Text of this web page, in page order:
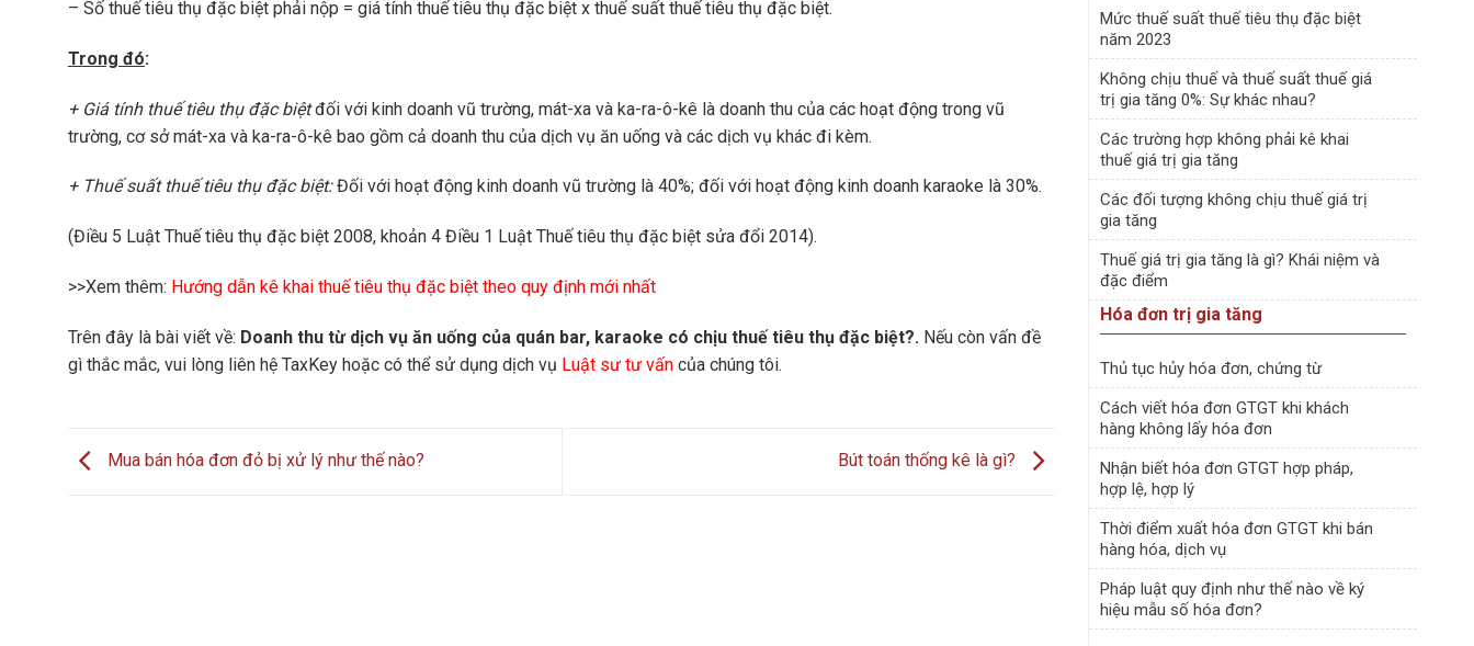
– Số thuế tiêu thụ đặc biệt phải nộp = giá tính thuế tiêu thụ đặc biệt x thuế suất thuế tiêu thụ đặc biệt.
Trong đó:
+ Giá tính thuế tiêu thụ đặc biệtđối với kinh doanh vũ trường, mát-xa và ka-ra-ô-kê là doanh thu của các hoạt động trong vũ
trường, cơ sở mát-xa và ka-ra-ô-kê bao gồm cả doanh thu của dịch vụ ăn uống và các dịch vụ khác đi kèm.
+ Thuế suất thuế tiêu thụ đặc biệt:Đối với hoạt động kinh doanh vũ trường là 40%; đối với hoạt động kinh doanh karaoke là 30%.
(Điều 5 Luật Thuế tiêu thụ đặc biệt 2008, khoản 4 Điều 1 Luật Thuế tiêu thụ đặc biệt sửa đổi 2014).
>>Xem thêm: Hướng dẫn kê khai thuế tiêu thụ đặc biệt theo quy định mới nhất
Trên đây là bài viết về: Doanh thu từ dịch vụ ăn uống của quán bar, karaoke có chịu thuế tiêu thụ đặc biệt?. Nếu còn vấn đề
gì thắc mắc, vui lòng liên hệ TaxKey hoặc có thể sử dụng dịch vụ Luật sư tư vấn của chúng tôi.
Mua bán hóa đơn đỏ bị xử lý như thế nào? Bút toán thống kê là gì?
Mức thuế suất thuế tiêu thụ đặc biệt
năm 2023
Không chịu thuế và thuế suất thuế giá
trị gia tăng 0%: Sự khác nhau?
Các trường hợp không phải kê khai
thuế giá trị gia tăng
Các đối tượng không chịu thuế giá trị
gia tăng
Thuế giá trị gia tăng là gì? Khái niệm và
đặc điểm
Hóa đơn trị gia tăng
Thủ tục hủy hóa đơn, chứng từ
Cách viết hóa đơn GTGT khi khách
hàng không lấy hóa đơn
Nhận biết hóa đơn GTGT hợp pháp,
hợp lệ, hợp lý
Thời điểm xuất hóa đơn GTGT khi bán
hàng hóa, dịch vụ
Pháp luật quy định như thế nào về ký
hiệu mẫu số hóa đơn?